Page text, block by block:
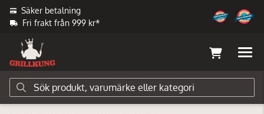
Säker betalning
Fri frakt från 999 kr*